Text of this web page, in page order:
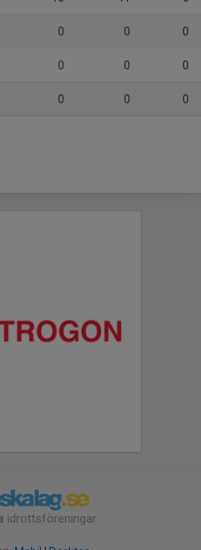
0 0 0
0 0 0
0 0 0
idrottsföreningar